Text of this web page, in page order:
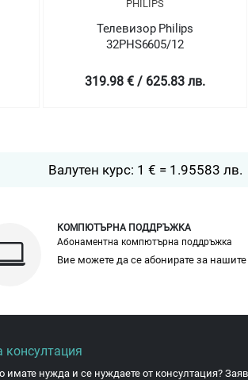
Philips
€ / 625.83 лв.
Телевизор
358.99 € /
Валутен курс: 1 € = 1.95583 лв.
КОМПЮТЪРНА ПОДДРЪЖКА
Абонаментна компютърна поддръжка
Вие можете да се абонирате за нашите
консултация
имате нужда и се нуждаете от консултация?